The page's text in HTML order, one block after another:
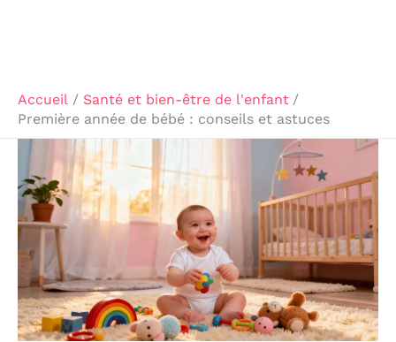
Accueil
Santé et bien-être de l'enfant
Première année de bébé : conseils et astuces